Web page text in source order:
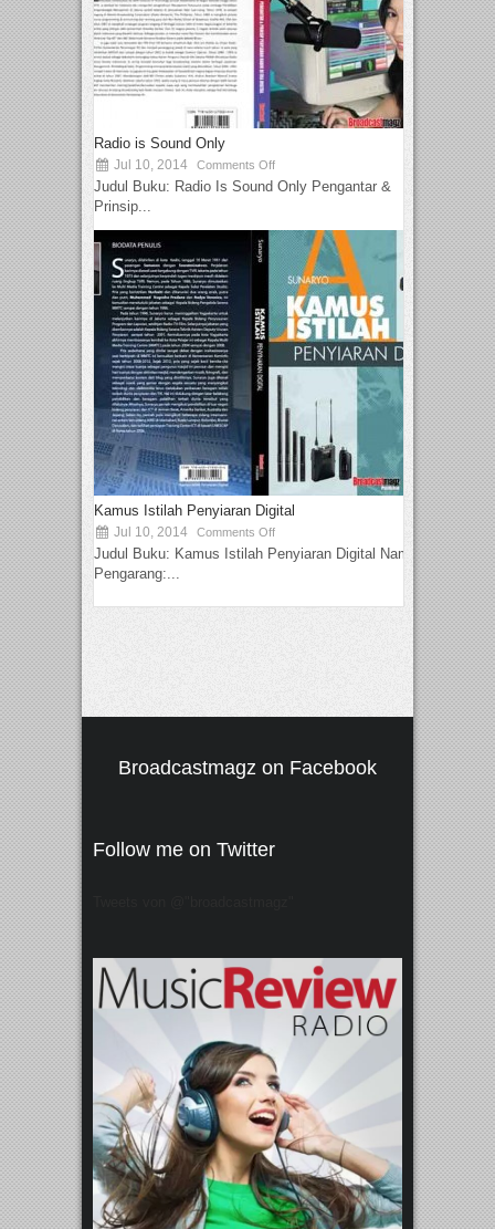
Radio is Sound Only
Jul 10, 2014 Comments Off
Judul Buku: Radio Is Sound Only Pengantar &
Prinsip...
Kamus Istilah Penyiaran Digital
Jul 10, 2014 Comments Off
Judul Buku: Kamus Istilah Penyiaran Digital Nama
Pengarang:...
Broadcastmagz on Facebook
Follow me on Twitter